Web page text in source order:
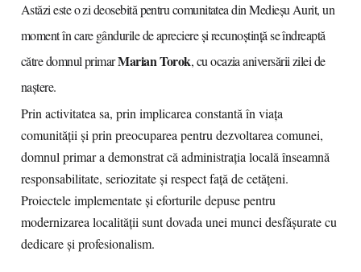
Astăzi este o zi deosebită pentru comunitatea din Medieșu Aurit, un
moment în care gândurile de apreciere și recunoștință se îndreaptă
către domnul primarMarian Torok, cu ocazia aniversării zilei de
naștere.
Prin activitatea sa, prin implicarea constantă în viața
comunității și prin preocuparea pentru dezvoltarea comunei,
domnul primar a demonstrat că administrația locală înseamnă
responsabilitate, seriozitate și respect față de cetățeni.
Proiectele implementate și eforturile depuse pentru
modernizarea localității sunt dovada unei munci desfășurate cu
dedicare și profesionalism.